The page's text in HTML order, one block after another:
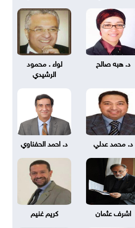
د. هبه صالح
لواء . محمود
الرشيدي
د. محمد عدلي د. احمد الحفناوي
اشرف عثمان كريم غنيم